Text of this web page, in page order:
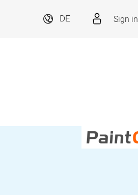
DE Sign in